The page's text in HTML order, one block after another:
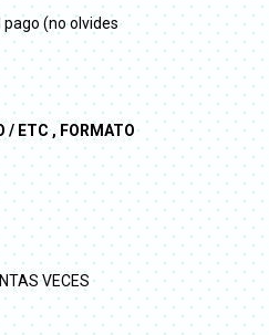
(no olvides
/ ETC , FORMATO
VECES